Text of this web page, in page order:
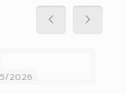
างบ้าน บ้านไทยโฮม
2026